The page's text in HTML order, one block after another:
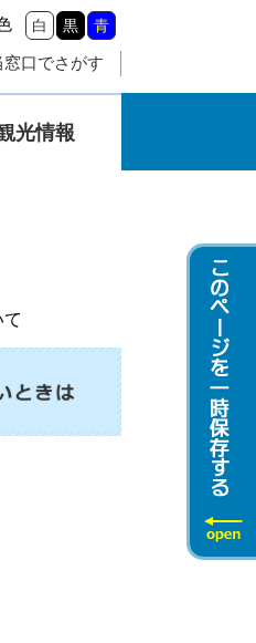
白 黒 青
窓口でさがす
光情報